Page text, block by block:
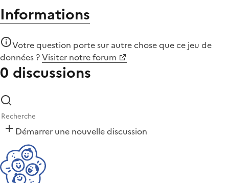
Informations
Votre question porte sur autre chose quece jeu de
données ?Visiter notre forum
0 discussions
Démarrer une nouvelle discussion